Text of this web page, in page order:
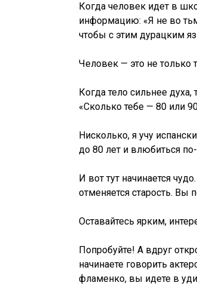
Когда человек идет в
информацию: «Я не во
чтобы с этим дурацким
Человек — это не только
Когда тело сильнее духа,
«Сколько тебе — 80 или
Нисколько, я учу
до 80 лет и влюбиться
И вот тут начинается
отменяется старость. Вы
Оставайтесь ярким,
Попробуйте! А вдруг
начинаете говорить
фламенко, вы идете в